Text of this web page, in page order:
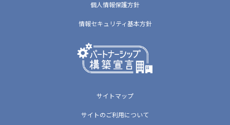
個人情報保護方針
情報セキュリティ基本方針
サイトマップ
サイトのご利用について